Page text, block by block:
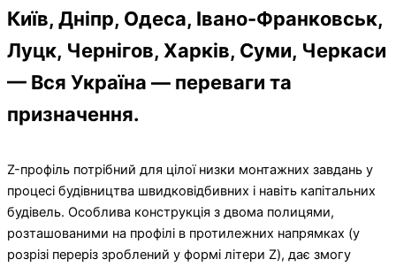
Київ, Дніпр, Одеса, Івано-Франковськ,
Луцк, Чернігов, Харків, Суми, Черкаси
— Вся Україна — переваги та
призначення.
Z-профіль потрібний для цілої низки монтажних завдань у
процесі будівництва швидковідбивних і навіть капітальних
будівель. Особлива конструкція з двома полицями,
розташованими на профілі в протилежних напрямках (у
розрізі переріз зроблений у формі літери Z), дає змогу